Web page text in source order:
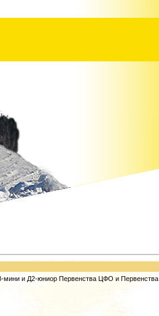
мини и Д2-юниор Первенства ЦФО и Первенства